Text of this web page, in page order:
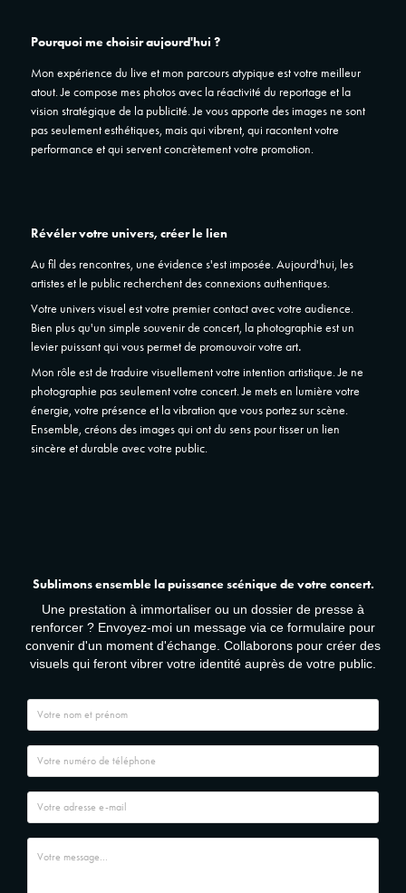
Pourquoi me choisir aujourd'hui ?
Mon expérience du live et mon parcours atypique est votre meilleur
atout. Je compose mes photos avec la réactivité du reportage et la
vision stratégique de la publicité. Je vous apporte des imagesne sont
pas seulement esthétiques, mais qui vibrent, qui racontent votre
performance et qui servent concrètement votre promotion.
Révéler votre univers, créer le lien
Au fil des rencontres, une évidence s'est imposée. Aujourd'hui, les
artistes et le public recherchent des connexions authentiques.
Votre univers visuel est votre premier contact avec votre audience.
Bien plus qu'un simple souvenir de concert, la photographie est un
levier puissant qui vous permet de promouvoir votre art.
Mon rôle est de traduire visuellement votre intention artistique. Je ne
photographie pas seulement votre concert. Je mets en lumière votre
énergie, votre présence et la vibration que vous portez sur scène.
Ensemble, créons des images qui ont du sens pour tisser un lien
sincère et durable avec votre public.
Sublimons ensemble la puissance scénique de votre concert.
Une prestation à immortaliser ou un dossier de presse à
renforcer ? Envoyez-moi un message via ce formulaire pour
convenir d'un moment d'échange. Collaborons pour créer des
visuels qui feront vibrer votre identité auprès de votre public.